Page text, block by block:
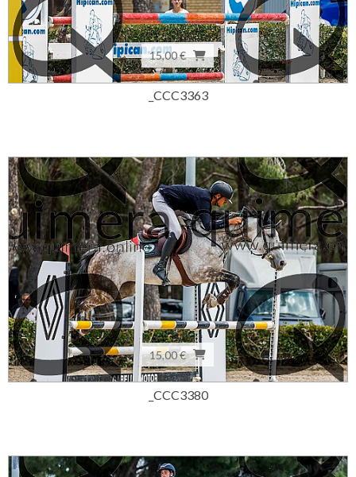
15,00 €
_CCC3363
15,00 €
_CCC3380